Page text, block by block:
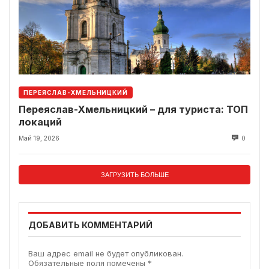
ПЕРЕЯСЛАВ-ХМЕЛЬНИЦКИЙ
Переяслав-Хмельницкий – для туриста: ТОП
локаций
Май 19, 2026 0
ЗАГРУЗИТЬ БОЛЬШЕ
ДОБАВИТЬ КОММЕНТАРИЙ
Ваш адрес email не будет опубликован.
Обязательные поля помечены *